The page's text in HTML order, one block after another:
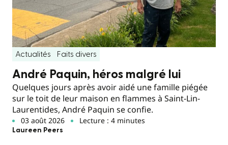
Actualités Faits divers
André Paquin, héros malgré lui
Quelques jours après avoir aidé une famille piégée
sur le toit de leur maison en flammes à Saint-Lin-
Laurentides, André Paquin se confie.
03 août 2026 Lecture : 4 minutes
Laureen Peers